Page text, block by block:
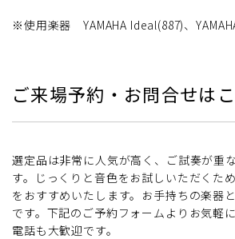
※使用楽器 YAMAHA Ideal(887)、
ご来場予約・お問合せは
選定品は非常に人気が高く、ご試奏が重
す。じっくりと音色をお試しいただくた
をおすすめいたします。お手持ちの楽器
です。下記のご予約フォームよりお気軽
電話も大歓迎です。